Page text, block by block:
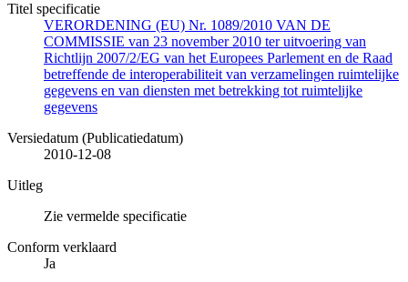
Titel specificatie
VERORDENING (EU) Nr. 1089/2010 VAN DE
COMMISSIE van 23 november 2010 ter uitvoering van
Richtlijn 2007/2/EG van het Europees Parlement en de Raad
betreffende de interoperabiliteit van verzamelingen ruimtelijke
gegevens en van diensten met betrekking tot ruimtelijke
gegevens
Versiedatum (Publicatiedatum)
2010-12-08
Uitleg
Zie vermelde specificatie
Conform verklaard
Ja